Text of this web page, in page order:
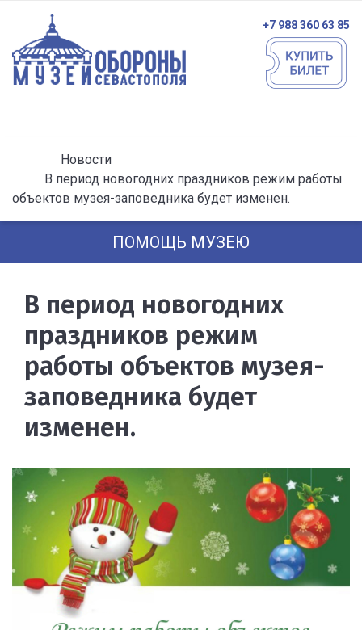
+7 988 360 63 85
Новости
В период новогодних праздников режим работы
объектов музея-заповедника будет изменен.
ПОМОЩЬ МУЗЕЮ
В период новогодних
праздников режим
работы объектов музея-
заповедника будет
изменен.